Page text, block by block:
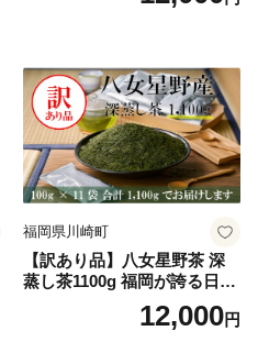
福岡県川崎町
【訳あり品】八女星野茶 深
蒸し茶1100g 福岡が誇る日本
茶_ 訳アリ 常温 お茶 茶袋 常
備品 おちゃ ocha 茶葉 緑茶
12,000円